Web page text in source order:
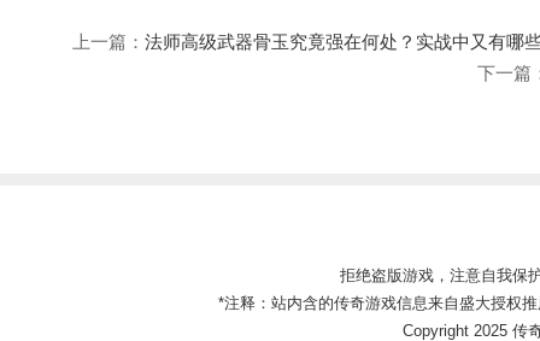
上一篇： 法师高级武器骨玉究竟强在何处？实战中又有哪
下一篇
拒绝盗版游戏，注意自我保
*注释：站内含的传奇游戏信息来自盛大授权
Copyright 2025 传